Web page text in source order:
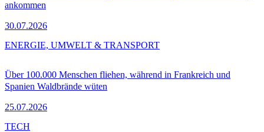
ankommen
30.07.2026
Über 100.000 Menschen fliehen, während in Frankreich und
Spanien Waldbrände wüten
25.07.2026
ENERGIE, UMWELT & TRANSPORT
TECH